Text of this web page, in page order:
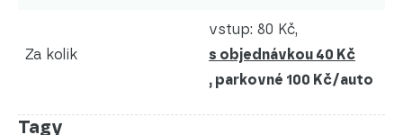
Za kolik
vstup: 80 Kč,
s objednávkou 40 Kč
, parkovné 100 Kč/auto
Tagy